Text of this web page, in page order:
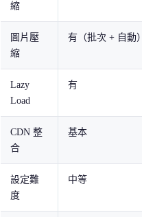
縮
圖片壓
縮
有（批次 + 自動）
Lazy
Load
有
CDN 整
合
基本
設定難
度
中等